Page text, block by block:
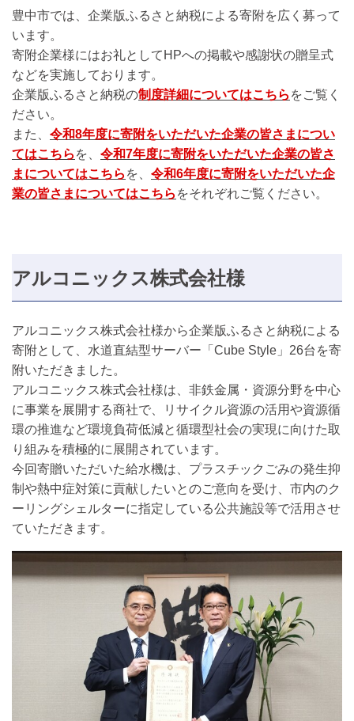
豊中市では、企業版ふるさと納税による寄附を広く募って
います。
寄附企業様にはお礼としてHPへの掲載や感謝状の贈呈式
などを実施しております。
企業版ふるさと納税の制度詳細についてはこちら をご覧く
ださい。
また、 令和8年度に寄附をいただいた企業の皆さまについ
てはこちら を、 令和7年度に寄附をいただいた企業の皆さ
まについてはこちら を、 令和6年度に寄附をいただいた企
業の皆さまについてはこちら をそれぞれご覧ください。
アルコニックス株式会社様
アルコニックス株式会社様から企業版ふるさと納税による
寄附として、水道直結型サーバー「Cube Style」26台を寄
附いただきました。
アルコニックス株式会社様は、非鉄金属・資源分野を中心
に事業を展開する商社で、リサイクル資源の活用や資源循
環の推進など環境負荷低減と循環型社会の実現に向けた取
り組みを積極的に展開されています。
今回寄贈いただいた給水機は、プラスチックごみの発生抑
制や熱中症対策に貢献したいとのご意向を受け、市内のク
ーリングシェルターに指定している公共施設等で活用させ
ていただきます。